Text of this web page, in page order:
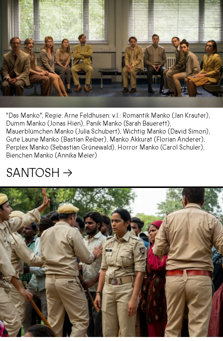
"Das Manko", Regie: Arne Feldhusen: v.l.: Romantik Manko (Jan Krauter),
Dumm Manko (Jonas Hien), Panik Manko (Sarah Bauerett),
Mauerblümchen Manko (Julia Schubert), Wichtig Manko (David Simon),
Gute Laune Manko (Bastian Reiber), Manko Akkurat (Florian Anderer),
Perplex Manko (Sebastian Grünewald), Horror Manko (Carol Schuler),
Bienchen Manko (Annika Meier)
SANTOSH